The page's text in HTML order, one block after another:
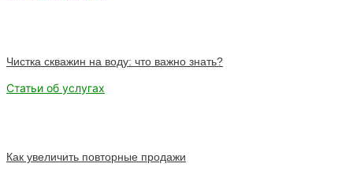
Чистка скважин на воду: что важно знать?
Статьи об услугах
Как увеличить повторные продажи